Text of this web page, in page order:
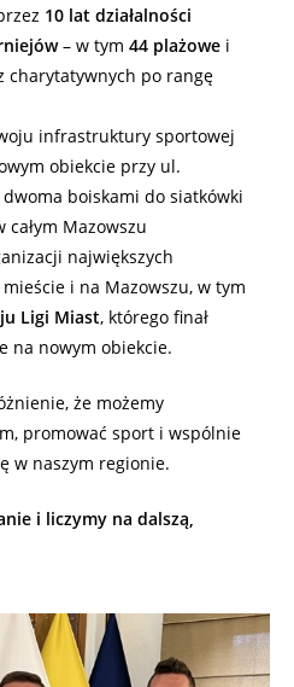
10 lat działalności
– w tym 44 plażowe i
charytatywnych po rangę
infrastruktury sportowej
obiekcie przy ul.
boiskami do siatkówki
Mazowszu
największych
i na Mazowszu, w tym
Ligi Miast, którego finał
na nowym obiekcie.
że możemy
promować sport i wspólnie
w naszym regionie.
i liczymy na dalszą,